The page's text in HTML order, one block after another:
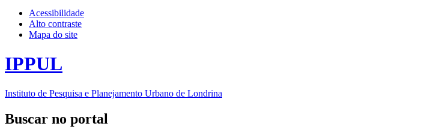
Acessibilidade
Alto contraste
Mapa do site
IPPUL
Instituto de Pesquisa e Planejamento Urbano de Londrina
Buscar no portal